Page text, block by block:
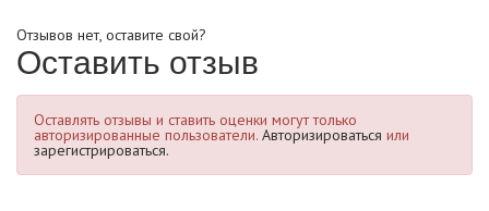
Отзывов нет, оставите свой?
Оставить отзыв
Оставлять отзывы и ставить оценки могут только
авторизированные пользователи. Авторизироваться или
зарегистрироваться.